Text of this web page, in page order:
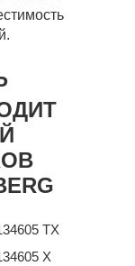
TX
X